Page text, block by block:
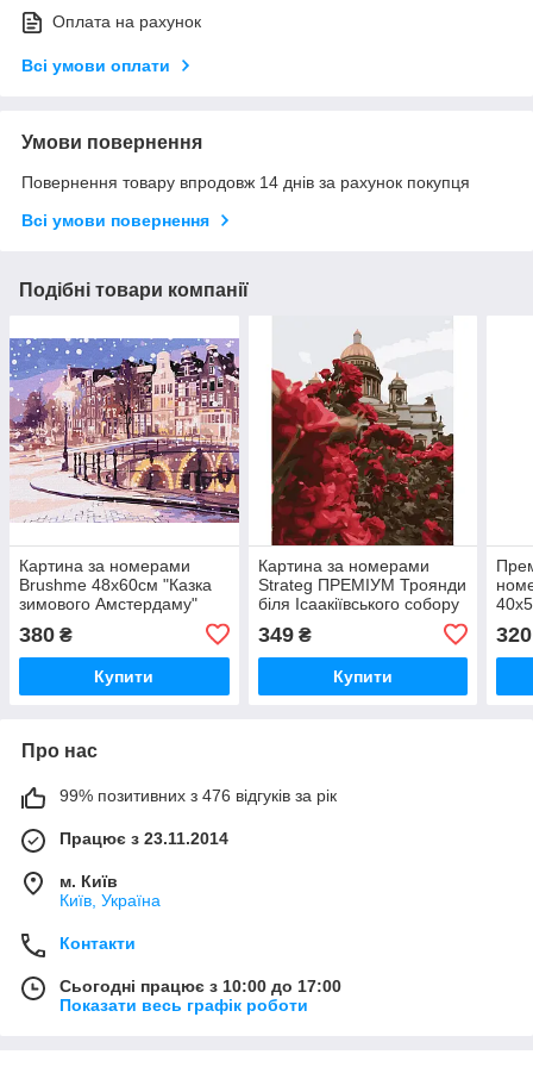
Оплата на рахунок
Всі умови оплати
Умови повернення
Повернення товару впродовж 14 днів за рахунок покупця
Всі умови повернення
Подібні товари компанії
Картина за номерами
Brushme 48x60см "Казка
зимового Амстердаму"
380 ₴
Купити
Картина за номерами
Strateg ПРЕМІУМ Троянди
біля Ісаакіївського собору
з лаком розміром 40х50
см (GS1241)
349₴
Купити
320
Про нас
99% позитивних з 476 відгуків за рік
Працює з 23.11.2014
м. Київ
Київ, Україна
Контакти
Сьогодні працює з 10:00 до 17:00
Показати весь графік роботи